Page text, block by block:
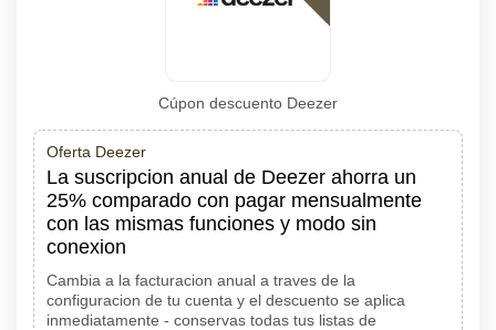
Cúpon descuento Deezer
Oferta Deezer
La suscripcion anual de Deezer ahorra un
25% comparado con pagar mensualmente
con las mismas funciones y modo sin
conexion
Cambia a la facturacion anual a traves de la
configuracion de tu cuenta y el descuento se aplica
inmediatamente - conservas todas tus listas de